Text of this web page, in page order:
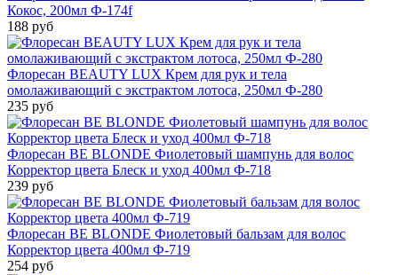
Кокос, 200мл Ф-174f
188 руб
Флоресан BEAUTY LUX Крем для рук и тела
омолаживающий с экстрактом лотоса, 250мл Ф-280
235 руб
Флоресан BE BLONDE Фиолетовый шампунь для волос
Корректор цвета Блеск и уход 400мл Ф-718
239 руб
Флоресан BE BLONDE Фиолетовый бальзам для волос
Корректор цвета 400мл Ф-719
254 руб